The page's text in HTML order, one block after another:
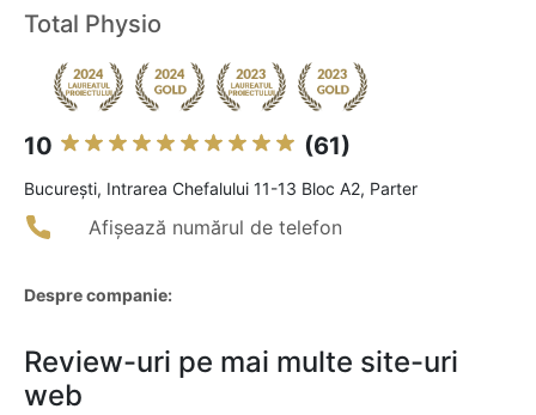
Total Physio
10 (61)
Bucureşti, Intrarea Chefalului 11-13 Bloc A2, Parter
Afișează numărul de telefon
Despre companie:
Review-uri pe mai multe site-uri
web